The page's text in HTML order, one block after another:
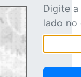
Digite
lado no